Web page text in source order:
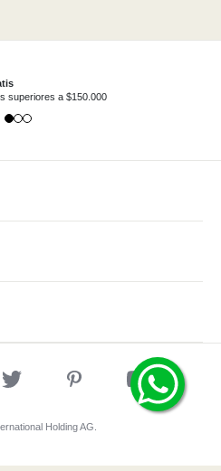
superiores a $150.000
Holding AG.